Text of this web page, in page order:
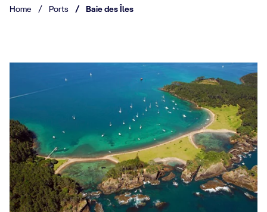
Home / Ports / Baie des Îles